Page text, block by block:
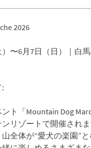
2026
）〜6月7日（日）｜白
ト「Mountain Dog
リゾートで開催され
全体が“愛犬の楽園”